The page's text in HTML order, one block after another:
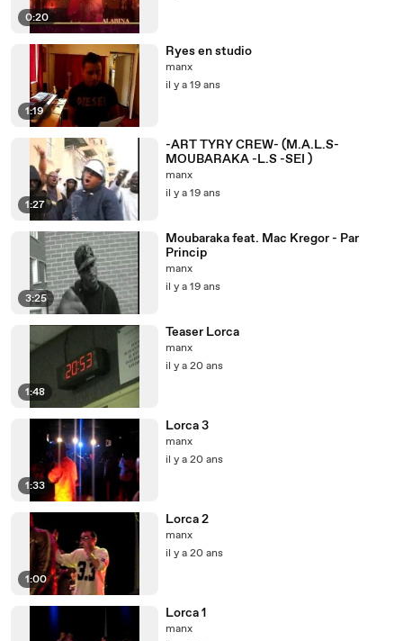
0:20
1:19
Ryes en studio
manx
il y a 19 ans
1:27
-ART TYRY CREW- (M.A.L.S-
MOUBARAKA -L.S -SEI )
manx
il y a 19 ans
3:25
Moubaraka feat. Mac Kregor - Par
Princip
manx
il y a 19 ans
1:48
Teaser Lorca
manx
il y a 20 ans
1:33
Lorca 3
manx
il y a 20 ans
1:00
Lorca 2
manx
il y a 20 ans
Lorca 1
manx